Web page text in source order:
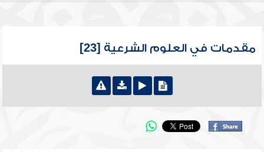
مقدمات في العلوم الشرعية [23]